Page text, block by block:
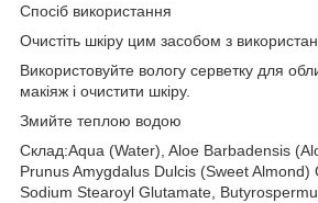
Спосіб використання
Очистіть шкіру цим засобом з
Використовуйте вологу серветку для
макіяж і очистити шкіру.
Змийте теплою водою
Склад:Aqua (Water), Aloe Barbadensis
Prunus Amygdalus Dulcis (Sweet Almond)
Sodium Stearoyl Glutamate,